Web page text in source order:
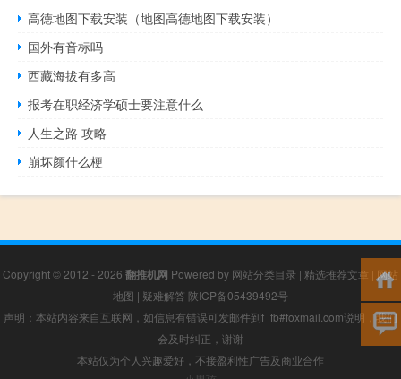
高徳地图下载安装（地图高德地图下载安装）
国外有音标吗
西藏海拔有多高
报考在职经济学硕士要注意什么
人生之路 攻略
崩坏颜什么梗
Copyright © 2012 - 2026 翻推机网 Powered by 网站分类目录 | 精选推荐文章 | 网站
地图 | 疑难解答 陕ICP备05439492号
声明：本站内容来自互联网，如信息有错误可发邮件到f_fb#foxmail.com说明，我们
会及时纠正，谢谢
本站仅为个人兴趣爱好，不接盈利性广告及商业合作